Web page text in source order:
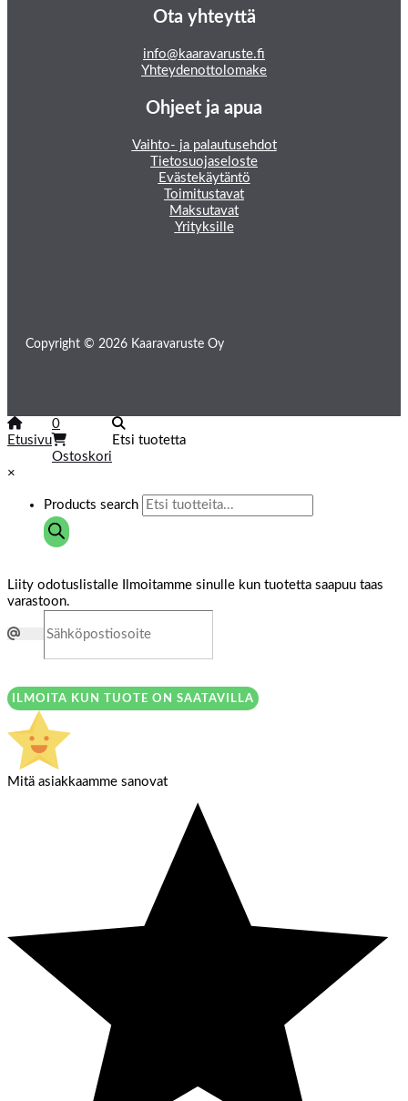
Ota yhteyttä
info@kaaravaruste.fi
Yhteydenottolomake
Ohjeet ja apua
Vaihto- ja palautusehdot
Tietosuojaseloste
Evästekäytäntö
Toimitustavat
Maksutavat
Yrityksille
Copyright © 2026 Kaaravaruste Oy
Etusivu
0
Ostoskori
Etsi tuotetta
×
Products search
Liity odotuslistalle
Ilmoitamme sinulle kun tuotetta saapuu taas
varastoon.
ILMOITA KUN TUOTE ON SAATAVILLA
Mitä asiakkaamme sanovat